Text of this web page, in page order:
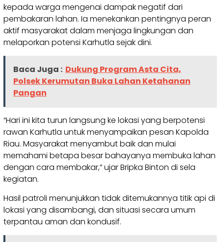
kepada warga mengenai dampak negatif dari
pembakaran lahan. Ia menekankan pentingnya peran
aktif masyarakat dalam menjaga lingkungan dan
melaporkan potensi Karhutla sejak dini.
Baca Juga : Dukung Program Asta Cita,
Polsek Kerumutan Buka Lahan Ketahanan
Pangan
“Hari ini kita turun langsung ke lokasi yang berpotensi
rawan Karhutla untuk menyampaikan pesan Kapolda
Riau. Masyarakat menyambut baik dan mulai
memahami betapa besar bahayanya membuka lahan
dengan cara membakar,” ujar Bripka Binton di sela
kegiatan.
Hasil patroli menunjukkan tidak ditemukannya titik api di
lokasi yang disambangi, dan situasi secara umum
terpantau aman dan kondusif.